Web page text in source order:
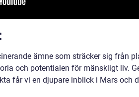
ämne som sträcker sig från
och potentialen för mänskligt liv.
får vi en djupare inblick i Mars och